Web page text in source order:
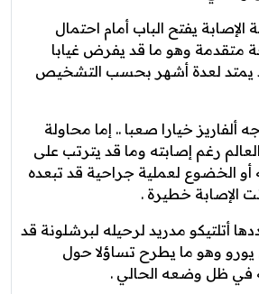
يفتح الباب أمام احتمال
متقدمة وهو ما قد يفرض غيابا
يمتد لعدة أشهر بحسب التشخيص
ألفاريز خيارا صعبا .. إما محاولة
رغم إصابته وما قد يترتب على
الخضوع لعملية جراحية قد تبعده
الإصابة خطيرة .
أتلتيكو مدريد لرحيله لبرشلونة قد
150 مليون يورو وهو ما يطرح تساؤلا حول
في ظل وضعه الحالي .